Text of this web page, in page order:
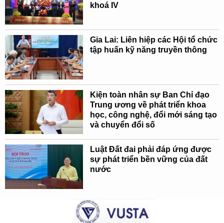
khoá IV
Gia Lai: Liên hiệp các Hội tổ chức
tập huấn kỹ năng truyền thông
Kiện toàn nhân sự Ban Chỉ đạo
Trung ương về phát triển khoa
học, công nghệ, đổi mới sáng tạo
và chuyển đổi số
Luật Đất đai phải đáp ứng được
sự phát triển bền vững của đất
nước